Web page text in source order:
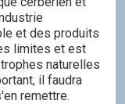
et des produits
limites et est
naturelles
il faudra
remettre.